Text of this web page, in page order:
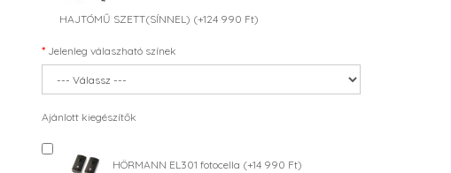
HAJTÓMŰ SZETT(SÍNNEL) (+124 990 Ft)
Jelenleg válaszható színek
Ajánlott kiegészítők
HÖRMANN EL301 fotocella (+14 990 Ft)